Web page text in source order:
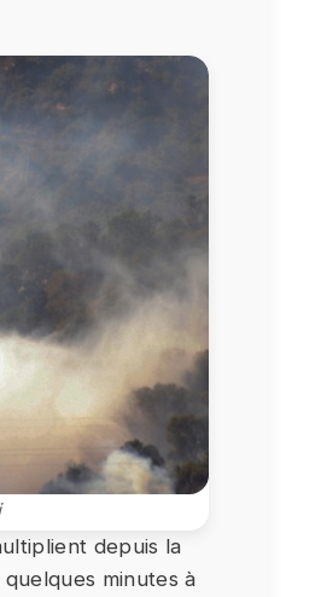
depuis la
minutes à